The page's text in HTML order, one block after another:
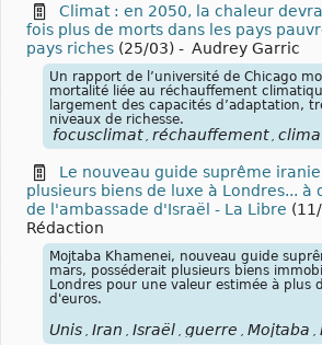
Climat : en 2050, la chaleur
fois plus de morts dans les pays
pays riches (25/03) - Audrey Garric
Un rapport de l’université de Chicago
mortalité liée au réchauffement
largement des capacités d’adaptation,
niveaux de richesse.
focusclimat réchauffement
Le nouveau guide suprême
plusieurs biens de luxe à Londres... à
de l'ambassade d'Israël - La Libre
Rédaction
Mojtaba Khamenei, nouveau guide
mars, posséderait plusieurs biens
Londres pour une valeur estimée à plus
d'euros.
Unis Iran Israël guerre Mojtaba